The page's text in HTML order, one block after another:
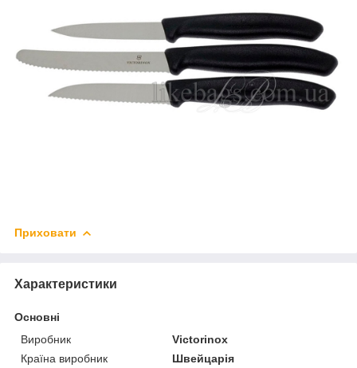
Приховати
Характеристики
Основні
Виробник
Victorinox
Країна виробник
Швейцарія